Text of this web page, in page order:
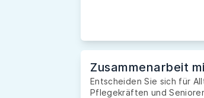
Zusammenarbeit
Entscheiden Sie sich für
Pflegekräften und